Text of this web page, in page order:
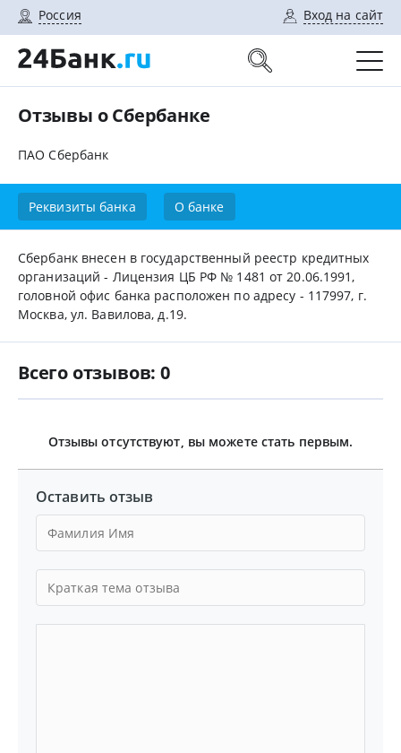
Россия Вход на сайт
Отзывы о Сбербанке
ПАО Сбербанк
Реквизиты банка О банке
Сбербанк внесен в государственный реестр кредитных
организаций - Лицензия ЦБ РФ № 1481 от 20.06.1991,
головной офис банка расположен по адресу - 117997, г.
Москва, ул. Вавилова, д.19.
Всего отзывов: 0
Отзывы отсутствуют, вы можете стать первым.
Оставить отзыв